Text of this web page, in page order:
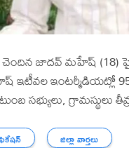
చెందిన జాదవ్ మహేష్ (18)
ఇంటర్మీడియట్లో
సభ్యులు,
జిల్లా వార్తలు